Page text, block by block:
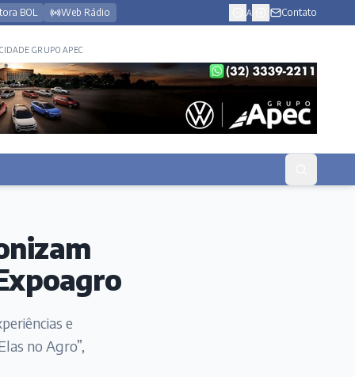
BOL Web Rádio A Contato
GRUPO APEC
e
no Agro”,